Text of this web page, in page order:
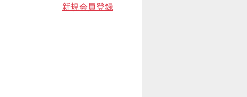
新規会員登録